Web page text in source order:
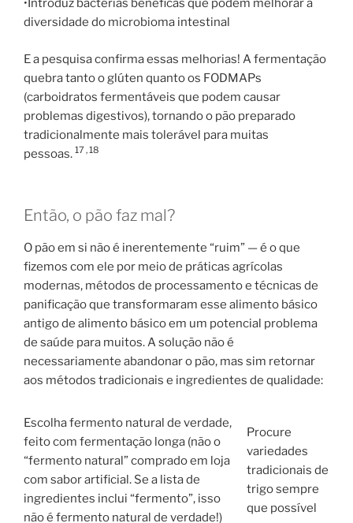
•Introduz bactérias benéficas que podem melhorar a
diversidade do microbioma intestinal
E a pesquisa confirma essas melhorias! A fermentação
quebra tanto o glúten quanto os FODMAPs
(carboidratos fermentáveis ​​que podem causar
problemas digestivos), tornando o pão preparado
tradicionalmente mais tolerável para muitas
pessoas. 17 ,18
Então, o pão faz mal?
O pão em si não é inerentemente “ruim” — é o que
fizemos com ele por meio de práticas agrícolas
modernas, métodos de processamento e técnicas de
panificação que transformaram esse alimento básico
antigo de alimento básico em um potencial problema
de saúde para muitos. A solução não é
necessariamente abandonar o pão, mas sim retornar
aos métodos tradicionais e ingredientes de qualidade:
Escolha fermento natural de verdade,
feito com fermentação longa (não o
“fermento natural” comprado em loja
com sabor artificial. Se a lista de
ingredientes inclui “fermento”, isso
não é fermento natural de verdade!)
Procure
variedades
tradicionais de
trigo sempre
que possível